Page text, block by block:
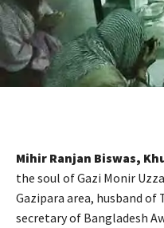
Mihir Ranjan Biswas,
the soul of Gazi Monir
Gazipara area, husband
secretary of Bangladesh